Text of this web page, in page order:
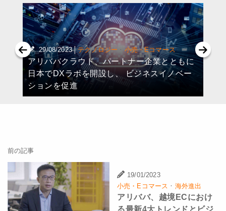
29/08/2023 | テクノロジー ·小売・Eコマース
アリババクラウド、パートナー企業とともに
日本でDXラボを開設し、 ビジネスイノベー
ションを促進
前の記事
19/01/2023
小売・Eコマース · 海外進出
アリババ、越境ECにおけ
る最新4大トレンドとビジ